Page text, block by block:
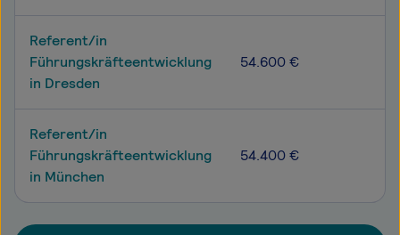
Referent/in
Führungskräfteentwicklung
in Dresden
54.600 €
Referent/in
Führungskräfteentwicklung
in München
54.400 €